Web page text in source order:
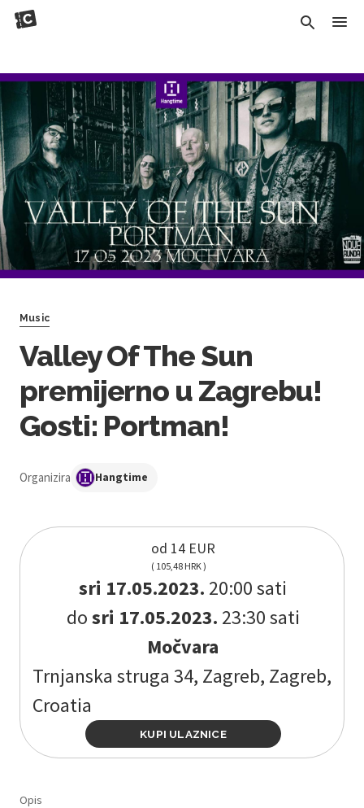
Music
Valley Of The Sun
premijerno u Zagrebu!
Gosti: Portman!
Organizira Hangtime
od 14 EUR
( 105,48 HRK )
sri 17.05.2023. 20:00 sati
dosri 17.05.2023. 23:30 sati
Močvara
Trnjanska struga 34, Zagreb, Zagreb,
Croatia
KUPI ULAZNICE
Opis